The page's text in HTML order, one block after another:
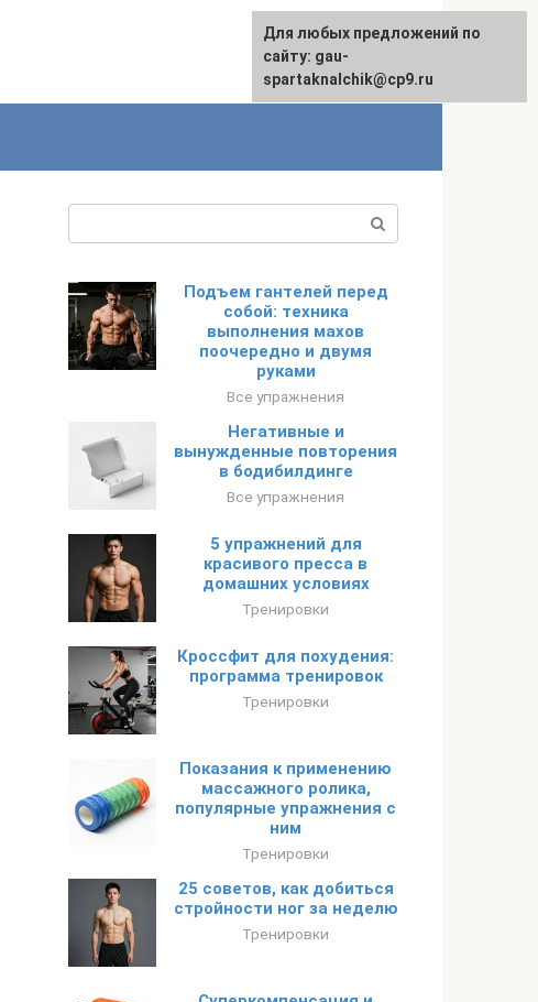
Подъем гантелей перед
собой: техника
выполнения махов
поочередно и двумя
руками
Все упражнения
Негативные и
вынужденные повторения
в бодибилдинге
Все упражнения
5 упражнений для
красивого пресса в
домашних условиях
Тренировки
Кроссфит для похудения:
программа тренировок
Тренировки
Показания к применению
массажного ролика,
популярные упражнения с
ним
Тренировки
25 советов, как добиться
стройности ног за неделю
Тренировки
Для любых предложений по
сайту: gau-
spartaknalchik@cp9.ru